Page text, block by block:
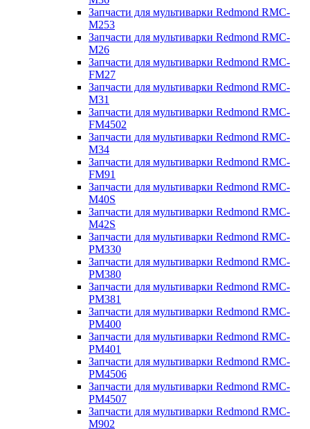
Запчасти для мультиварки Redmond RMC-
M253
Запчасти для мультиварки Redmond RMC-
M26
Запчасти для мультиварки Redmond RMC-
FM27
Запчасти для мультиварки Redmond RMC-
M31
Запчасти для мультиварки Redmond RMC-
FM4502
Запчасти для мультиварки Redmond RMC-
M34
Запчасти для мультиварки Redmond RMC-
FM91
Запчасти для мультиварки Redmond RMC-
M40S
Запчасти для мультиварки Redmond RMC-
M42S
Запчасти для мультиварки Redmond RMC-
PM330
Запчасти для мультиварки Redmond RMC-
PM380
Запчасти для мультиварки Redmond RMC-
PM381
Запчасти для мультиварки Redmond RMC-
PM400
Запчасти для мультиварки Redmond RMC-
PM401
Запчасти для мультиварки Redmond RMC-
PM4506
Запчасти для мультиварки Redmond RMC-
PM4507
Запчасти для мультиварки Redmond RMC-
M902